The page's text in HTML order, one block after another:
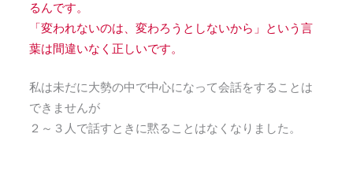
るんです。
「変われないのは、変わろうとしないから」という言
葉は間違いなく正しいです。
私は未だに大勢の中で中心になって会話をすることは
できませんが
２～３人で話すときに黙ることはなくなりました。